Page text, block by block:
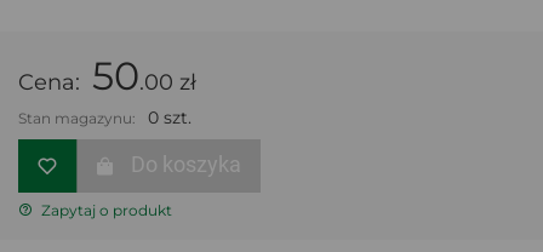
Cena: 50.00 zł
Stan magazynu: 0 szt.
Do koszyka
Zapytaj o produkt